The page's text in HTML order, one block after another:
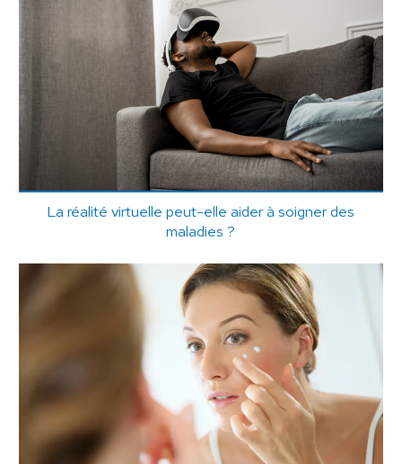
La réalité virtuelle peut-elle aider à soigner des
maladies ?